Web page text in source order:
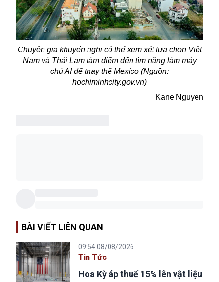
Chuyên gia khuyến nghị có thể xem xét lựa chọn Việt
Nam và Thái Lam làm điểm đến tìm năng làm máy
chủ AI để thay thế Mexico (Nguồn:
hochiminhcity.gov.vn)
Kane Nguyen
BÀI VIẾT LIÊN QUAN
09:54 08/08/2026
Tin Tức
Hoa Kỳ áp thuế 15% lên vật liệu